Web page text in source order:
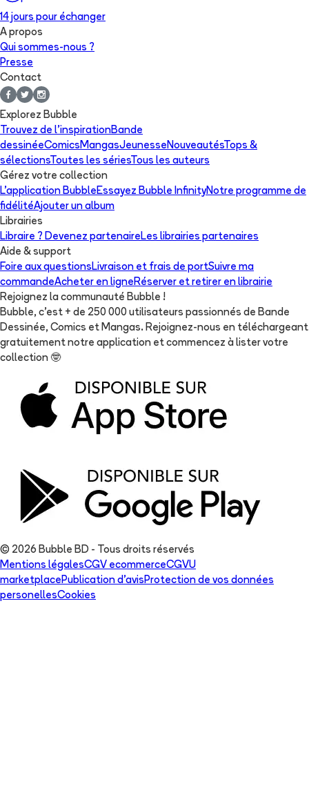
14 jours pour échanger
A propos
Qui sommes-nous ?
Presse
Contact
Explorez Bubble
Trouvez de l'inspirationBande
dessinéeComicsMangasJeunesseNouveautésTops &
sélectionsToutes les sériesTous les auteurs
Gérez votre collection
L'application BubbleEssayez Bubble InfinityNotre programme de
fidélitéAjouter un album
Librairies
Libraire ? Devenez partenaireLes librairies partenaires
Aide & support
Foire aux questionsLivraison et frais de portSuivre ma
commandeAcheter en ligneRéserver et retirer en librairie
Rejoignez la communauté Bubble !
Bubble, c'est + de 250 000 utilisateurs passionnés de Bande
Dessinée, Comics et Mangas. Rejoignez-nous en téléchargeant
gratuitement notre application et commencez à lister votre
collection 🤓
© 2026 Bubble BD - Tous droits réservés
Mentions légalesCGV ecommerceCGVU
marketplacePublication d'avisProtection de vos données
personellesCookies